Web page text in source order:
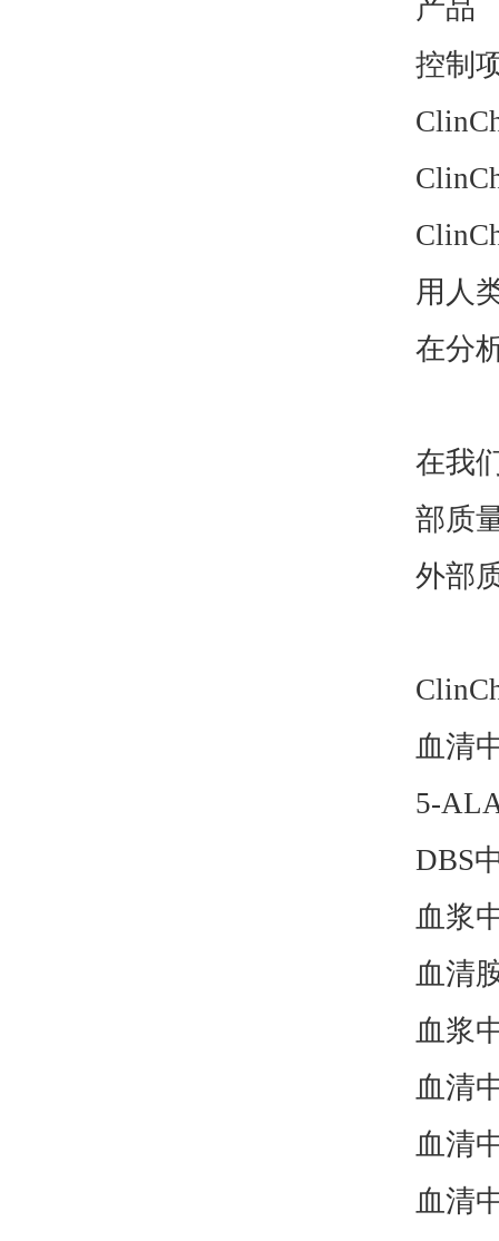
产品
控制
用人
在分
在我
部质
外部
血清
5-
DBS
血浆
血清
血浆
血清
血清
血清